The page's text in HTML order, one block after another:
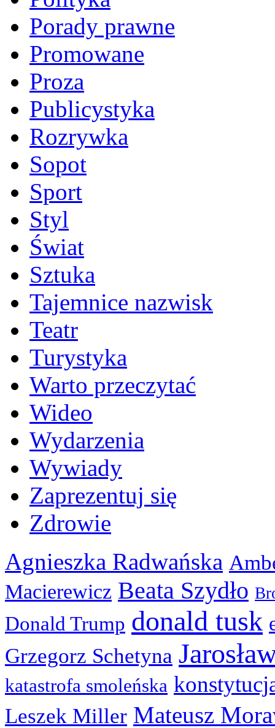
Porady prawne
Promowane
Proza
Publicystyka
Rozrywka
Sopot
Sport
Styl
Świat
Sztuka
Tajemnice nazwisk
Teatr
Turystyka
Warto przeczytać
Wideo
Wydarzenia
Wywiady
Zaprezentuj się
Zdrowie
Agnieszka Radwańska
Macierewicz Beata Szydło
Donald Trump donald tusk
Grzegorz Schetyna
katastrofa smoleńska
Leszek Miller Mateusz